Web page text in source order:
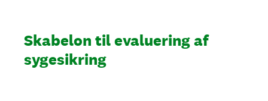
Skabelon til evaluering af
sygesikring